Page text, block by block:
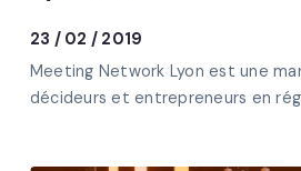
23 / 02 / 2019
Meeting Network Lyon est une
décideurs et entrepreneurs en